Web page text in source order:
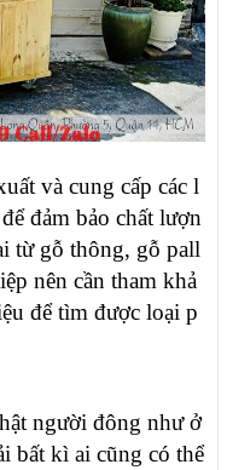
và cung cấp các l
đảm bảo chất lượn
từ gỗ thông, gỗ pall
nên cần tham khả
để tìm được loại p
người đông như ở
bất kì ai cũng có thể